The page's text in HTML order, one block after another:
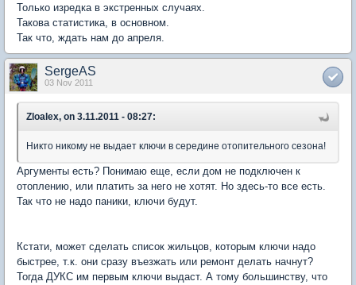
Только изредка в экстренных случаях.
Такова статистика, в основном.
Так что, ждать нам до апреля.
SergeAS
03 Nov 2011
Zloalex, on 3.11.2011 - 08:27:
Никто никому не выдает ключи в середине отопительного сезона!
Аргументы есть? Понимаю еще, если дом не подключен к
отоплению, или платить за него не хотят. Но здесь-то все есть.
Так что не надо паники, ключи будут.
Кстати, может сделать список жильцов, которым ключи надо
быстрее, т.к. они сразу въезжать или ремонт делать начнут?
Тогда ДУКС им первым ключи выдаст. А тому большинству, что